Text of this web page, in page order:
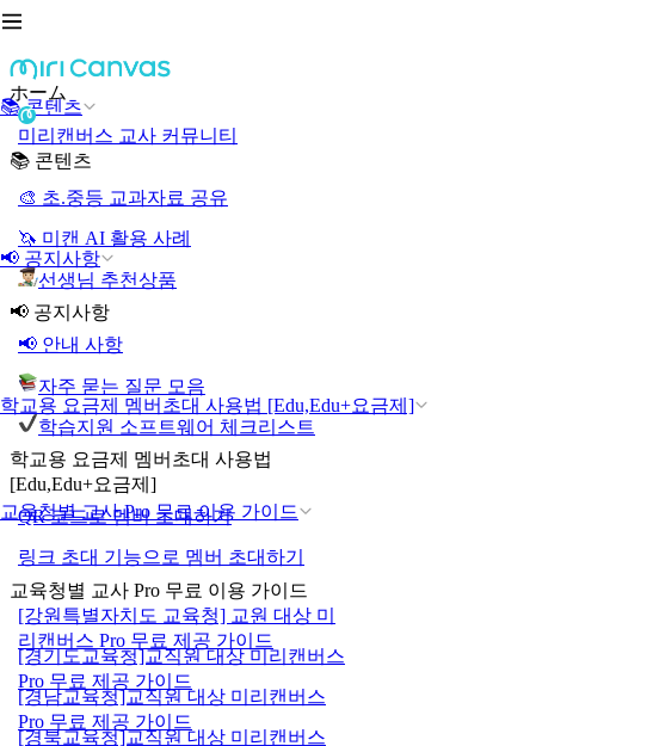
📚 콘텐츠
📢 공지사항
학교용 요금제 멤버초대 사용법 [Edu,Edu+요금제]
교육청별 교사 Pro 무료 이용 가이드
ホーム
미리캔버스 교사 커뮤니티
📚 콘텐츠
🎨 초.중등 교과자료 공유
🦄 미캔 AI 활용 사례
선생님 추천상품
📢 공지사항
📢 안내 사항
자주 묻는 질문 모음
학습지원 소프트웨어 체크리스트
학교용 요금제 멤버초대 사용법
[Edu,Edu+요금제]
QR 코드로 멤버 초대하기
링크 초대 기능으로 멤버 초대하기
교육청별 교사 Pro 무료 이용 가이드
[강원특별자치도 교육청] 교원 대상 미
리캔버스 Pro 무료 제공 가이드
[경기도교육청]교직원 대상 미리캔버스
Pro 무료 제공 가이드
[경남교육청]교직원 대상 미리캔버스
Pro 무료 제공 가이드
[경북교육청]교직원 대상 미리캔버스